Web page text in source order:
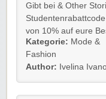
Gibt bei & Other
von 10% auf eure
Meldet euch für
und überprüfe
Keine Kosten!
Kategorie: Mode &
Fashion
Author: Ivelina